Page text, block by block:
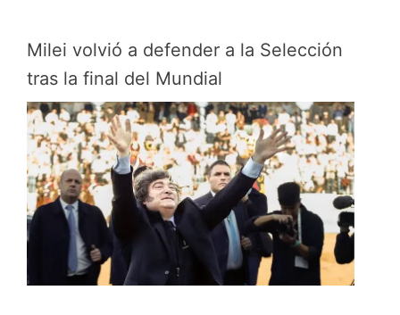
Milei volvió a defender a la Selección
tras la final del Mundial